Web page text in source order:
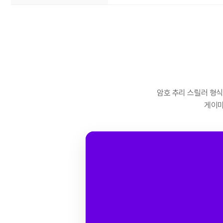
암호 추리 스릴러 형
게이